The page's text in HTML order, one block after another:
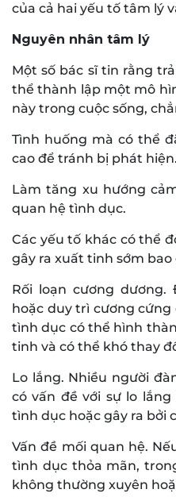
của cả hai yếu tố tâm lý
Nguyên nhân tâm lý
Một số bác sĩ tin rằng
thể thành lập một mô
này trong cuộc sống,
Tình huống mà có thể
cao để tránh bị phát hiện.
Làm tăng xu hướng
quan hệ tình dục.
Các yếu tố khác có thể
gây ra xuất tinh sớm bao
Rối loạn cương
hoặc duy trì cương
tình dục có thể hình
tinh và có thể khó thay
Lo lắng. Nhiều người
có vấn đề với sự lo
tình dục hoặc gây ra bởi
Vấn đề mối quan hệ.
tình dục thỏa mãn,
không thường xuyên